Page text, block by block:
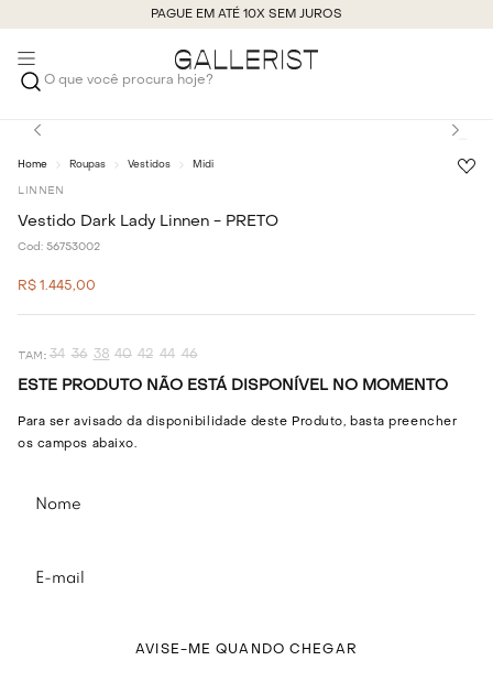
PAGUE EM ATÉ 10X SEM JUROS
O que você procura hoje?
Roupas Vestidos Midi
LINNEN
Vestido Dark Lady Linnen - PRETO
Cod: 56753002
R$ 1 .445,00
34 36 38 40 42 44 46
ESTE PRODUTO NÃO ESTÁ DISPONÍVEL NO MOMENTO
Para ser avisado da disponibilidade deste Produto, basta preencher
os campos abaixo.
AVISE-ME QUANDO CHEGAR